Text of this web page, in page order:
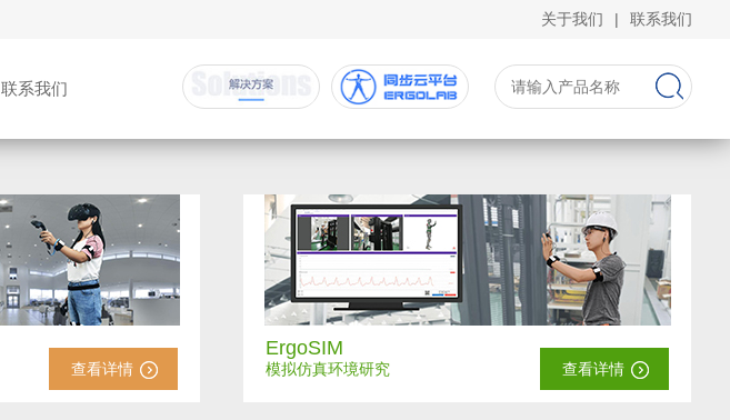
关于我们 | 联系我们
联系我们
查看详情
ErgoSIM
模拟仿真环境研究 查看详情